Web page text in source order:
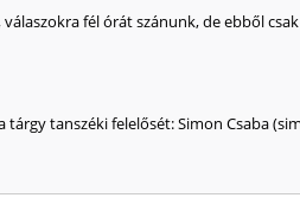
fél órát szánunk, de ebből
tárgy tanszéki felelősét: Simon Csaba